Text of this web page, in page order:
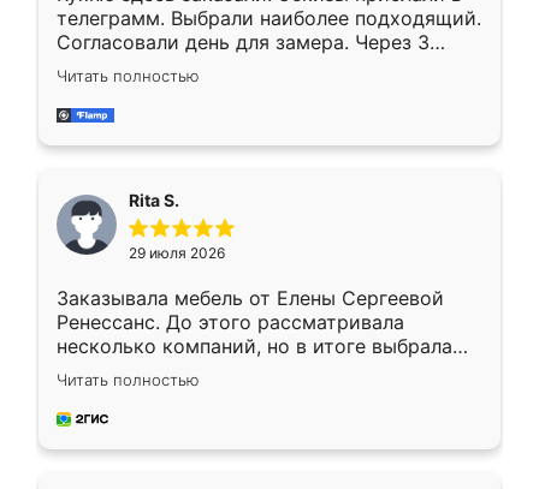
телеграмм. Выбрали наиболее подходящий.
Согласовали день для замера. Через 3
недели кухня была уже готова. Остались
довольны работой. Спасибо Ренессанс
мебель за качественную работу!
Читать полностью
Rita S.
29 июля 2026
Заказывала мебель от Елены Сергеевой
Ренессанс. До этого рассматривала
несколько компаний, но в итоге выбрала
эту. Сначала обговорили условия, потом
приехал замерщик, всё спокойно объяснил
и снял размеры. Изготовили в срок, с
Читать полностью